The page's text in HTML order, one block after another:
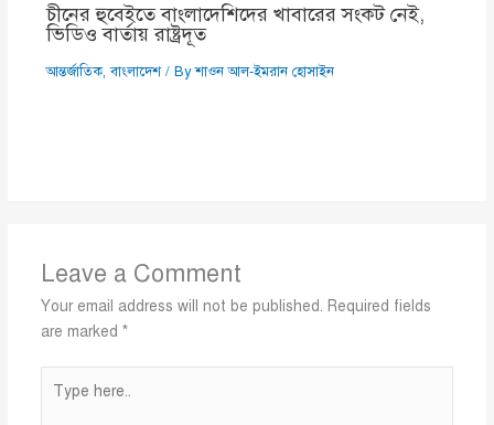
চীনের হুবেইতে বাংলাদেশিদের খাবারের সংকট নেই,
ভিডিও বার্তায় রাষ্ট্রদূত
আন্তর্জাতিক,বাংলাদেশ/ Byশাওন আল-ইমরান হোসাইন
Leave a Comment
Your email address will not be published. Required fields
are marked *
here..